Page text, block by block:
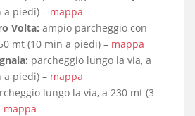
a piedi) – mappa
Volta: ampio parcheggio con
mt (10 min a piedi) – mappa
parcheggio lungo la via, a
a piedi) – mappa
lungo la via, a 230 mt (3
mappa